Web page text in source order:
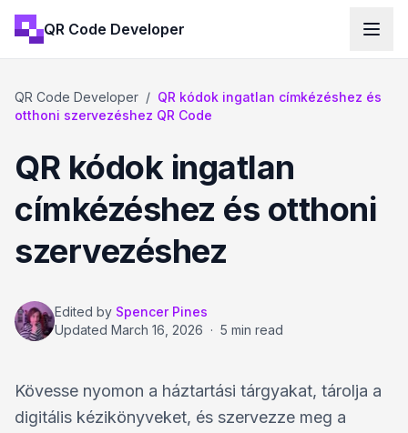
QR Code Developer
QR Code Developer / QR kódok ingatlan címkézéshez és
otthoni szervezéshez QR Code
QR kódok ingatlan
címkézéshez és otthoni
szervezéshez
Edited by Spencer Pines
Updated March 16, 2026 · 5 min read
Kövesse nyomon a háztartási tárgyakat, tárolja a
digitális kézikönyveket, és szervezze meg a